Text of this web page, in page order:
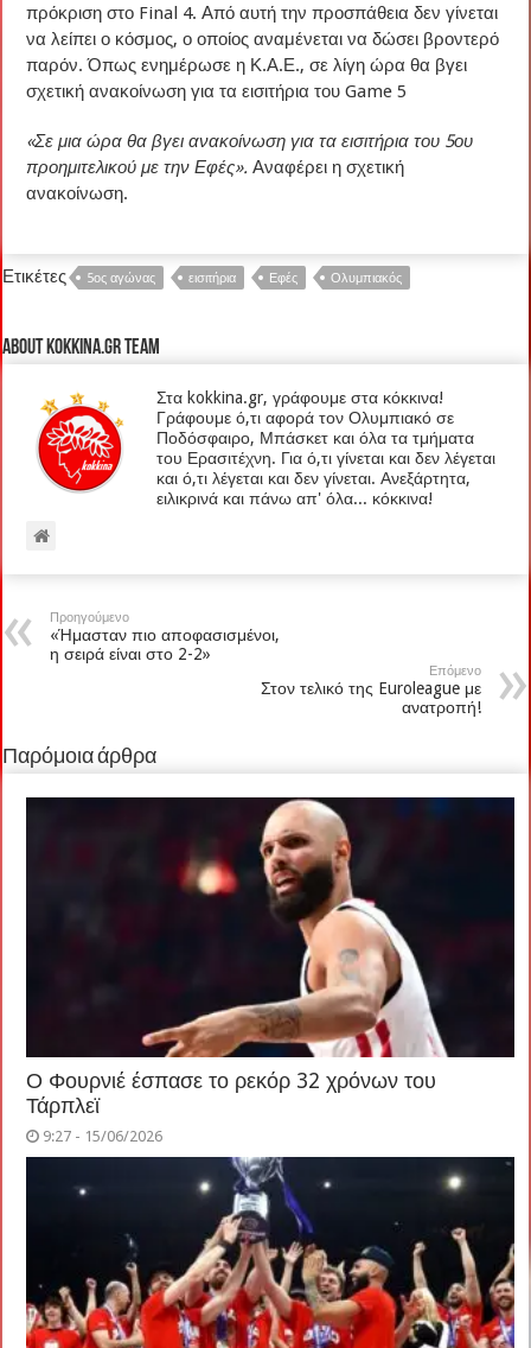
πρόκριση στο Final 4. Από αυτή την προσπάθεια δεν γίνεται
να λείπει ο κόσμος, ο οποίος αναμένεται να δώσει βροντερό
παρόν. Όπως ενημέρωσε η Κ.Α.Ε., σε λίγη ώρα θα βγει
σχετική ανακοίνωση για τα εισιτήρια του Game 5
«Σε μια ώρα θα βγει ανακοίνωση για τα εισιτήρια του 5ου
προημιτελικού με την Εφές». Αναφέρει η σχετική
ανακοίνωση.
Ετικέτες 5ος αγώνας εισιτήρια Εφές Ολυμπιακός
About kokkina.gr TEAM
Στα kokkina.gr, γράφουμε στα κόκκινα!
Γράφουμε ό,τι αφορά τον Ολυμπιακό σε
Ποδόσφαιρο, Μπάσκετ και όλα τα τμήματα
του Ερασιτέχνη. Για ό,τι γίνεται και δεν λέγεται
και ό,τι λέγεται και δεν γίνεται. Ανεξάρτητα,
ειλικρινά και πάνω απ' όλα... κόκκινα!
Προηγούμενο
«Ήμασταν πιο αποφασισμένοι,
η σειρά είναι στο 2-2»
Επόμενο
Στον τελικό της Euroleague με
ανατροπή!
Παρόμοια άρθρα
Ο Φουρνιέ έσπασε το ρεκόρ 32 χρόνων του
Τάρπλεϊ
9:27 - 15/06/2026